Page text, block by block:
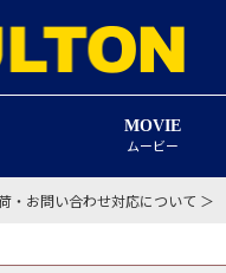
MOVIE
ムービー
・お問い合わせ対応について ＞